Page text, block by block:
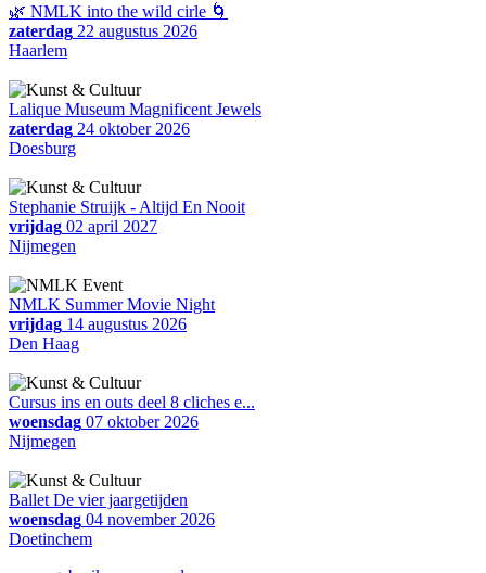
🌿 NMLK into the wild cirle 🌀
zaterdag 22 augustus 2026
Haarlem
Lalique Museum Magnificent Jewels
zaterdag 24 oktober 2026
Doesburg
Stephanie Struijk - Altijd En Nooit
vrijdag 02 april 2027
Nijmegen
NMLK Summer Movie Night
vrijdag 14 augustus 2026
Den Haag
Cursus ins en outs deel 8 cliches e...
woensdag 07 oktober 2026
Nijmegen
Ballet De vier jaargetijden
woensdag 04 november 2026
Doetinchem